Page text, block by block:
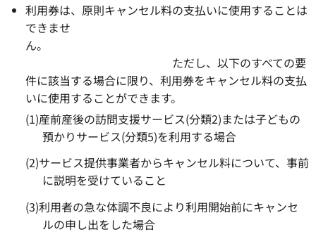
利用券は、原則キャンセル料の支払いに使用することは
できませ
ん。
ただし、以下のすべての要
件に該当する場合に限り、利用券をキャンセル料の支払
いに使用することができます。
(1)産前産後の訪問支援サービス(分類2)または子どもの
預かりサービス(分類5)を利用する場合
(2)サービス提供事業者からキャンセル料について、事前
に説明を受けていること
(3)利用者の急な体調不良により利用開始前にキャンセ
ルの申し出をした場合